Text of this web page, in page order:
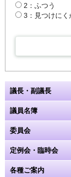
2：ふつう
3：見つけにく
議長・副議長
議員名簿
委員会
定例会・臨時会
各種ご案内